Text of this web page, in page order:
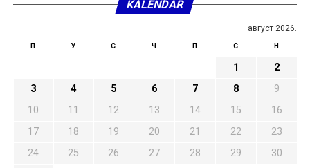
KALENDAR
август 2026.
П У С Ч П С Н
1
2
3
4 5 6 7 8
9
10
11 12 13 14 15
16
17
18 19 20 21 22
23
24
25 26 27 28 29
30